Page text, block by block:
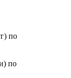
по
по